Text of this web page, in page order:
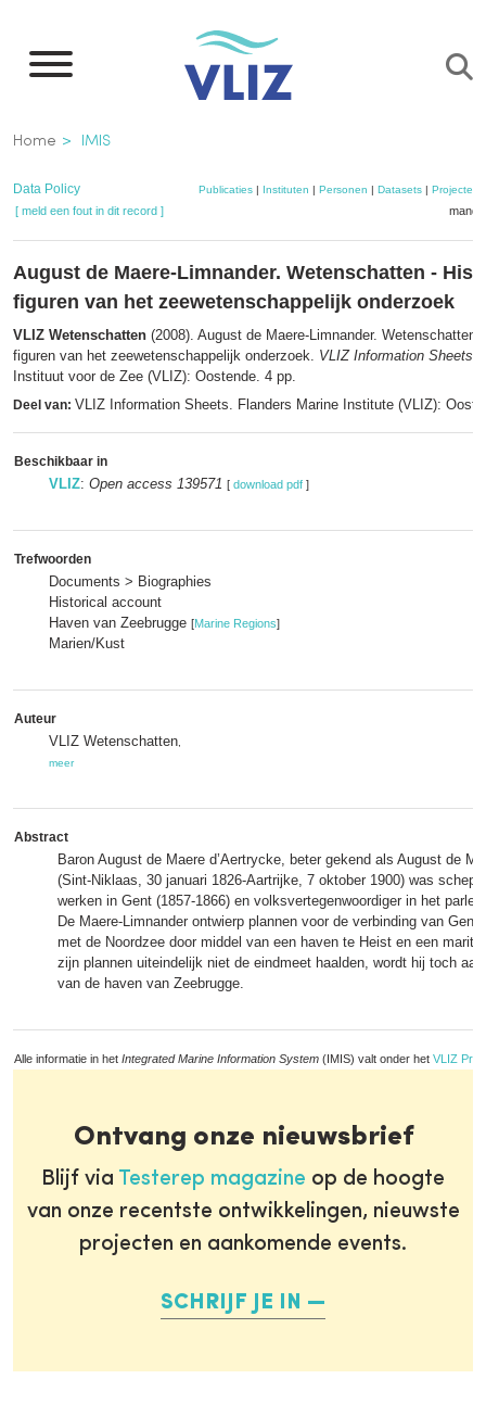
naar
inhoud
gaan
Kruimelpad
Home IMIS
Data Policy Publicaties | Instituten | Personen | Datasets | Projecten
[ meld een fout in dit record ]
August de Maere-Limnander. Wetenschatten -
figuren van het zeewetenschappelijk onderzoek
VLIZ Wetenschatten (2008). August de Maere-Limnander. Wetenschatten
figuren van het zeewetenschappelijk onderzoek. VLIZ Information Sheets
Instituut voor de Zee (VLIZ): Oostende. 4 pp.
Deel van: VLIZ Information Sheets. Flanders Marine Institute (VLIZ):
Beschikbaar in
VLIZ: Open access 139571 [ download pdf ]
Trefwoorden
Documents > Biographies
Historical account
Haven van Zeebrugge [Marine Regions]
Marien/Kust
Auteur
VLIZ Wetenschatten
meer
Abstract
Baron August de Maere d’Aertrycke, beter gekend als August de
(Sint-Niklaas, 30 januari 1826-Aartrijke, 7 oktober 1900) was
werken in Gent (1857-1866) en volksvertegenwoordiger in het
De Maere-Limnander ontwierp plannen voor de verbinding van Gent
met de Noordzee door middel van een haven te Heist en een
zijn plannen uiteindelijk niet de eindmeet haalden, wordt hij toch
van de haven van Zeebrugge.
Alle informatie in het Integrated Marine Information System (IMIS) valt onder het VLIZ
Ontvang onze nieuwsbrief
Blijf via Testerep magazine op de hoogte
van onze recentste ontwikkelingen, nieuwste
projecten en aankomende events.
SCHRIJF JE IN